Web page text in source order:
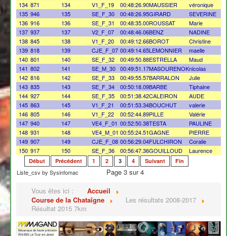
134 871 134 V1_F_19 00:48:26.90MAUSSIER
véronique
135 946 135 SE_F_30 00:48:26.95GIRARD
SEVERINE
136 916 136 SE_F_31 00:48:35.00ROUSSAT
Marie
137 937 137 V2_F_07 00:48:46.06BENZ
NADINE
138 845 138 V1_F_20 00:49:12.66BOROT
Christine
139 818 139 CJE_F_07 00:49:14.65LEMONNIER
maelle
140 801 140 SE_F_32 00:49:50.88ESTRELLA
Maud
141 802 141 SE_M_30 00:49:51.17MASOURENOKnicolas
142 816 142 SE_F_33 00:49:55.57BARRALON
Julie
143 835 143 SE_F_34 00:50:18.09BARBE
Tiphaine
144 927 144 SE_F_35 00:51:38.42CALEIRON
AUDE
145 863 145 V1_F_21 00:51:53.34BOUCHUT
valerie
146 805 146 V1_F_22 00:52:44.89PILLE
Valérie
147 940 147 VE4_F_01 00:52:50.38TESTA
PAULINE
148 931 148 VE4_M_01 00:55:24.51GAGNE
PIERRE
149 907 149 CJE_F_08 00:56:29.04FULCHIRON
Coralie
150 917 150 SE_F_36 00:56:47.36GOUILLOUD Laurence
Début Précédent 1 2 3 4 Suivant Fin
Liste_csv by Sysinfomac
Page 3 sur 4
Vous êtes ici :
Accueil
Course de la Chataîgne
Les résultats 2008-2017
Résultat 2015 7km